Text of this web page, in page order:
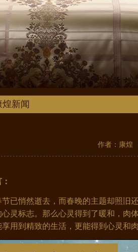
煌新闻
作者：康煌
已悄然逝去 ，而春晚的主题却照旧
心灵标志。那么心灵得到了暖和，肉
享用到精致的生活，更能得到心灵和